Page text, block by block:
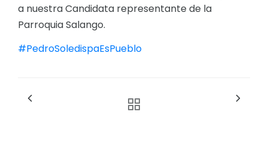
PRESUPUESTO: EJECUCIÓN Y REPORTES
Procesos de contratación
a nuestra Candidata representante de la
Parroquia Salango.
#PedroSoledispaEsPueblo